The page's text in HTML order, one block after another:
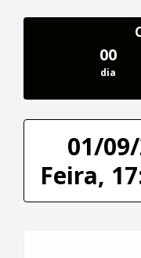
00
dia
01/
Feira,